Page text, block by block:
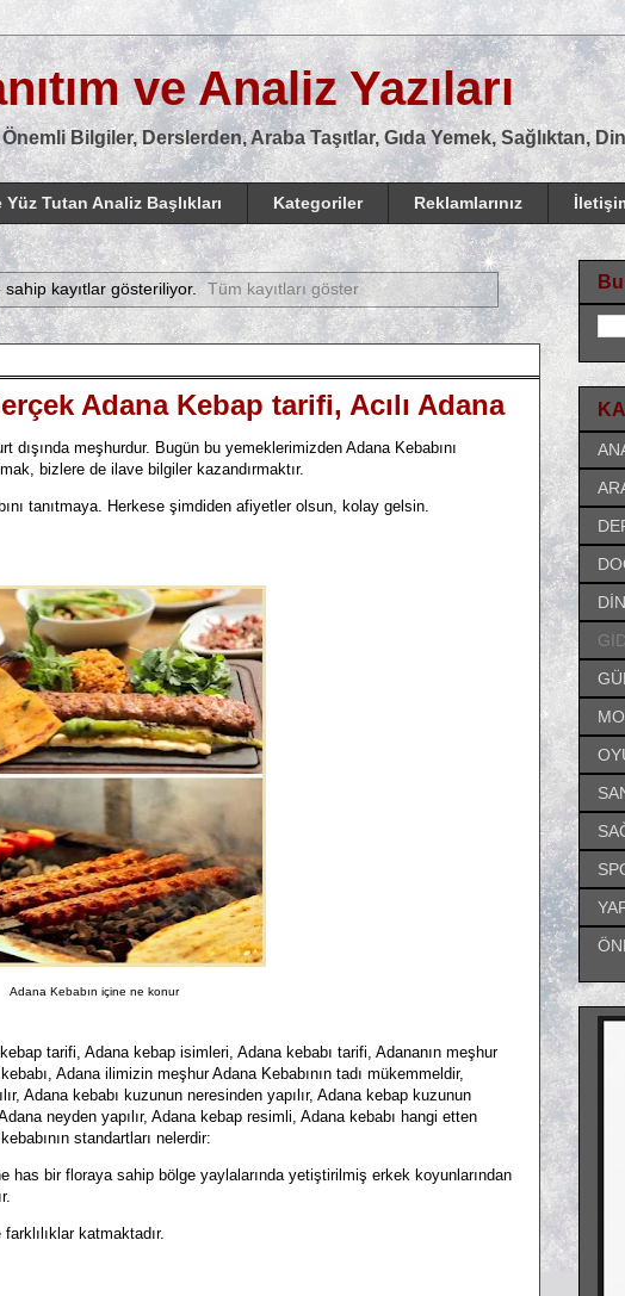
ve Analiz Yazıları
Bilgiler, Derslerden, Araba Taşıtlar, Gıda Yemek, Sağlıktan,
Yüz Tutan Analiz Başlıkları Kategoriler Reklamlarınız
kayıtlar gösteriliyor. Tüm kayıtları göster
Adana Kebap tarifi, Acılı Adana
meşhurdur. Bugün bu yemeklerimizden Adana Kebabını
bizlere de ilave bilgiler kazandırmaktır.
tanıtmaya. Herkese şimdiden afiyetler olsun, kolay gelsin.
Adana Kebabın içine ne konur
tarifi, Adana kebap isimleri, Adana kebabı tarifi, Adananın meşhur
Adana ilimizin meşhur Adana Kebabının tadı mükemmeldir,
Adana kebabı kuzunun neresinden yapılır, Adana kebap kuzunun
neyden yapılır, Adana kebap resimli, Adana kebabı hangi etten
standartları nelerdir:
has bir floraya sahip bölge yaylalarında yetiştirilmiş erkek koyunlarından
katmaktadır.